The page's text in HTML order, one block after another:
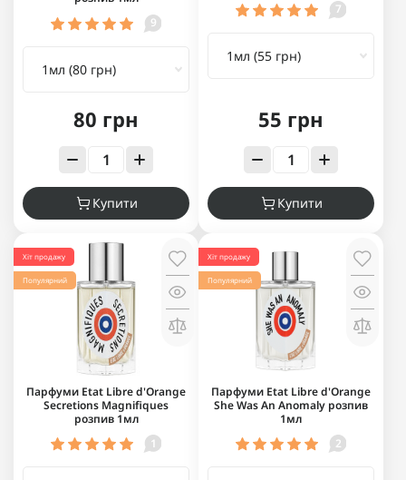
9
80 грн
Купити
7
55 грн
Купити
Хіт продажу
Популярний
Парфуми Etat Libre d'Orange
Secretions Magnifiques
розпив 1мл
1
Хіт продажу
Популярний
Парфуми Etat Libre d'Orange
She Was An Anomaly розпив
1мл
2